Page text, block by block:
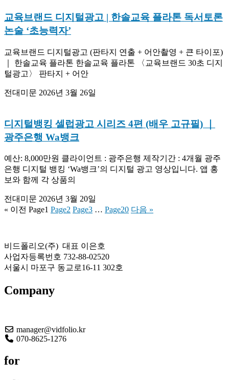
교육브랜드 디지털광고 | 한솔교육 플라톤 독서토론
논술 ‘초능력자’
교육브랜드 디지털광고 (판타지 연출 + 어안촬영 + 큰 타이포)
｜ 한솔교육 플라톤 한솔교육 플라톤 〈교육브랜드 30초 디지
털광고〉 판타지 + 어안
전대미문 2026년 3월 26일
디지털뱅킹 셀럽광고 시리즈 4편 (배우 고규필) ｜
광주은행 Wa뱅크
예산: 8,000만원 클라이언트 : 광주은행 제작기간 : 4개월 광주
은행 디지털 뱅킹 ‘Wa뱅크’의 디지털 광고 영상입니다. 앱 홍
보와 함께 각 상품의
전대미문 2026년 3월 20일
« 이전 Page1 Page2 Page3 … Page20 다음 »
비드폴리오(주) 대표 이은호
사업자등록번호 732-88-02520
서울시 마포구 동교로16-11 302호
Company
manager@vidfolio.kr
070-8625-1276
for